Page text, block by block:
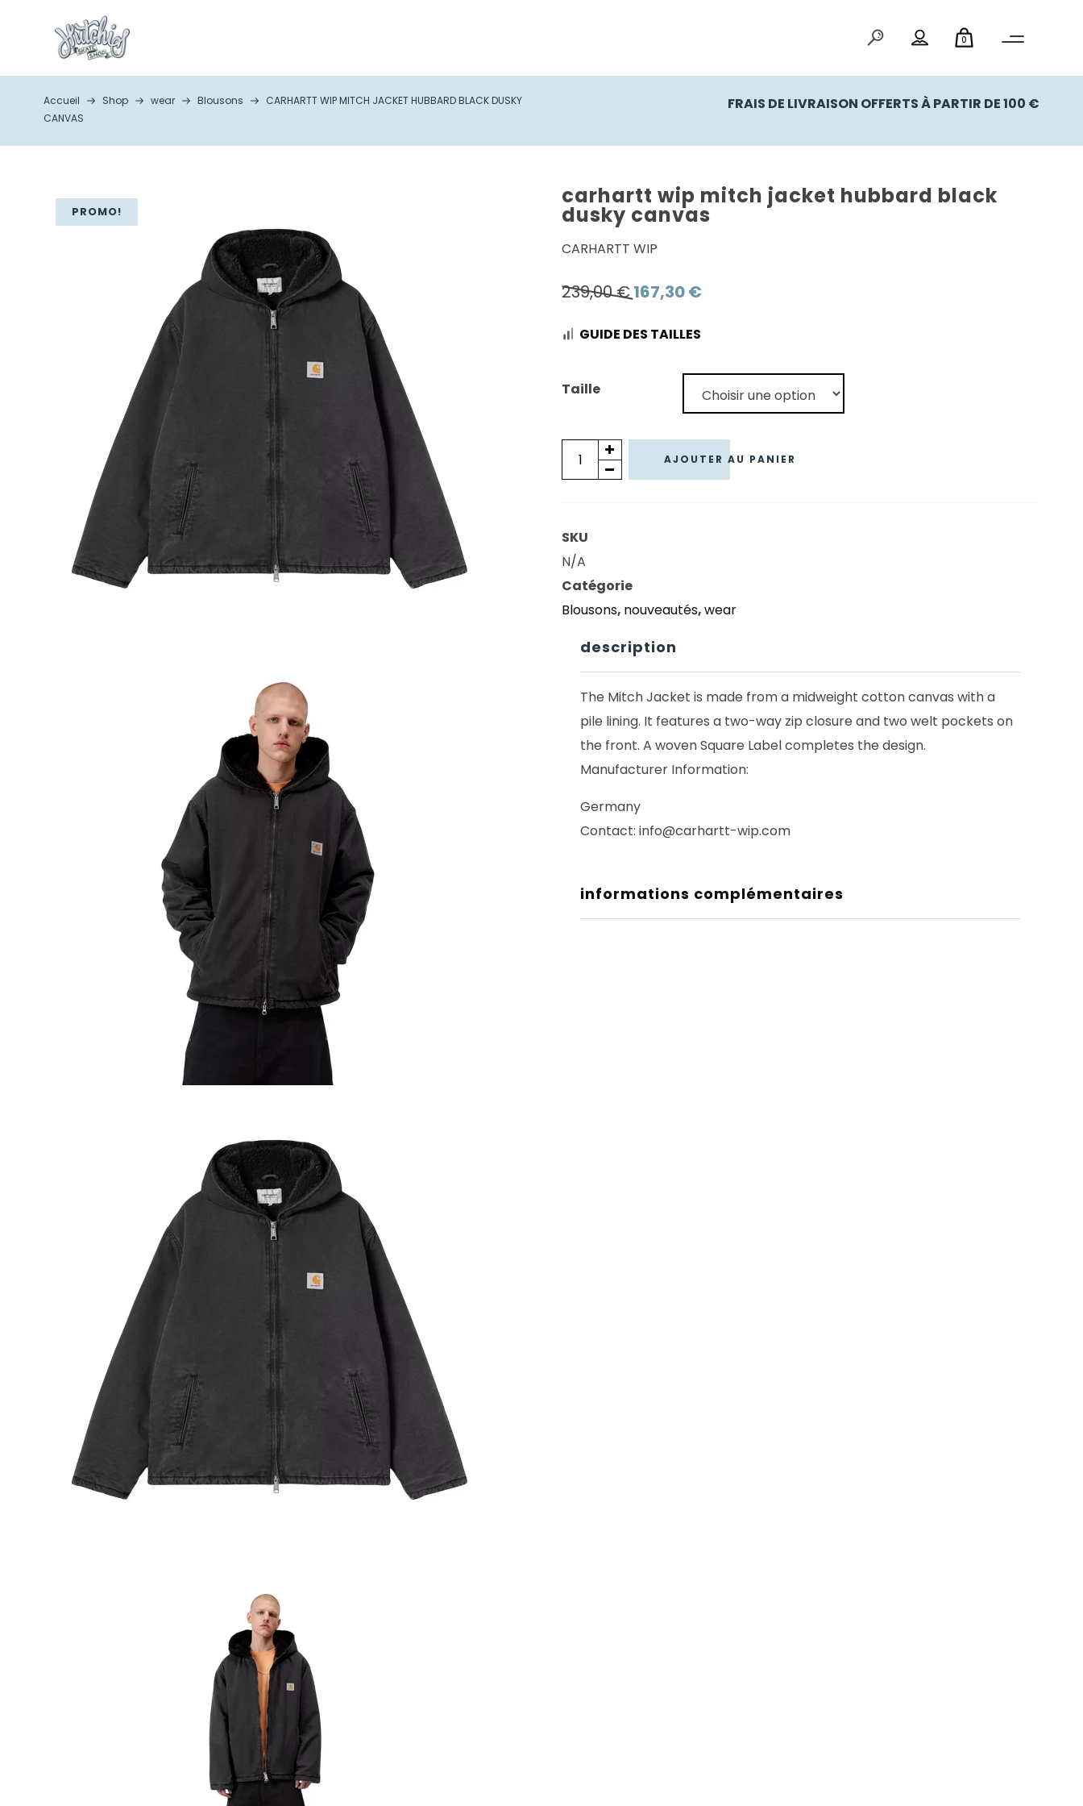
0
Accueil Shop wear Blousons
CARHARTT WIP MITCH JACKET HUBBARD BLACK DUSKY
CANVAS
FRAIS DE LIVRAISON OFFERTS À PARTIR DE 100 €
PROMO!
carhartt wip mitch jacket hubbard black
dusky canvas
CARHARTT WIP
239,00€ Le
initial
167,30€Le
GUIDE DES TAILLES
Taille
quantité
de
MITCH
JACKET
HUBBARD
BLACK
DUSKY
CANVAS
AJOUTER AU PANIER
SKU
N/A
Catégorie
Blousons, nouveautés,wear
description
The Mitch Jacket is made from a midweight cotton canvas with a
pile lining. It features a two-way zip closure and two welt pockets on
the front. A woven Square Label completes the design.
Manufacturer Information:
Germany
Contact: info@carhartt-wip.com
informations complémentaires